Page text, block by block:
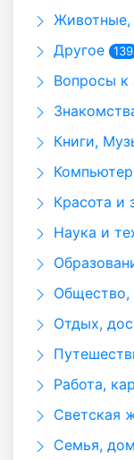
Животные,
Другое 139
Вопросы к
Книги,
Красота и
Наука и
Общество,
Отдых,
Работа,
Светская
Семья,